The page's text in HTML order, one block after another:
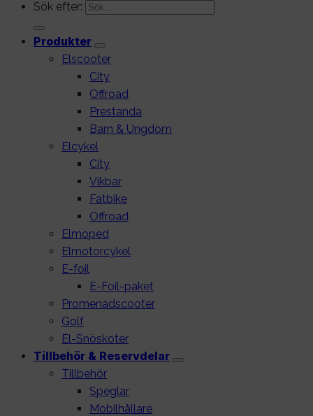
Sök efter:
Produkter
Elscooter
City
Offroad
Prestanda
Barn & Ungdom
Elcykel
City
Vikbar
Fatbike
Offroad
Elmoped
Elmotorcykel
E-foil
E-Foil-paket
Promenadscooter
Golf
El-Snöskoter
Tillbehör & Reservdelar
Tillbehör
Speglar
Mobilhållare